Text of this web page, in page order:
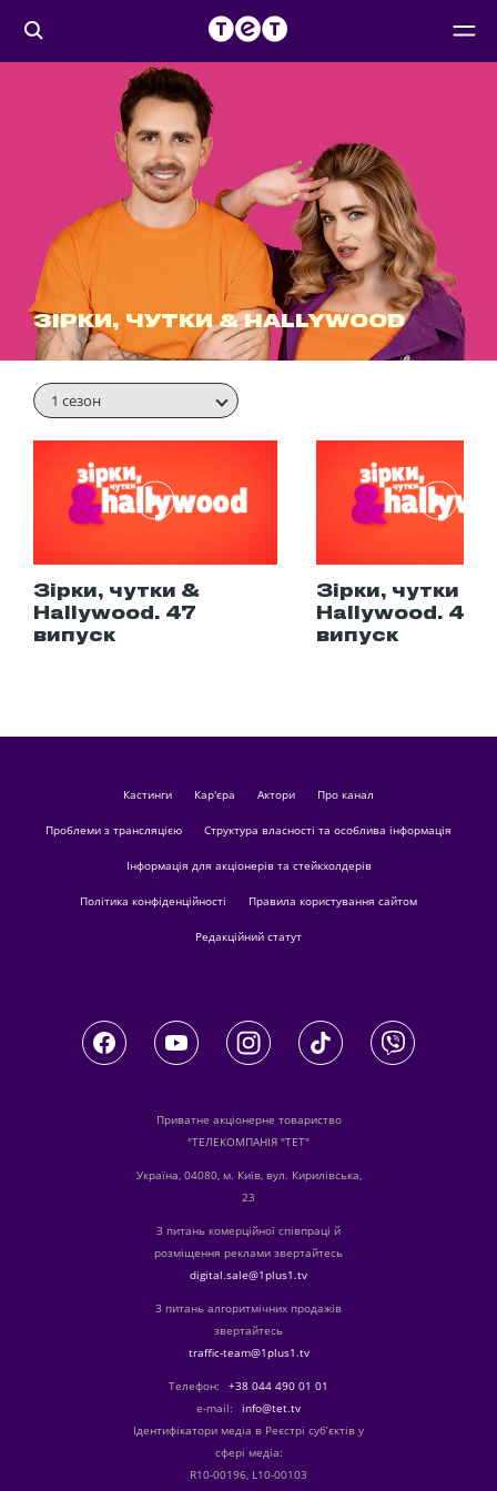
ЗІРКИ, ЧУТКИ & HALLYWOOD
1 сезон
Зірки, чутки &
Hallywood. 47
випуск
Зірки, чутки &
Hallywood. 48
випуск
кастинги Кар'єра актори Про канал
Проблеми з трансляцією Структура власності та особлива інформація
Інформація для акціонерів та стейкхолдерів
Політика конфіденційності Правила користування сайтом
Редакційний статут
Приватне акціонерне товариство
"ТЕЛЕКОМПАНІЯ "ТЕТ"
Україна, 04080, м. Київ, вул. Кирилівська,
23
З питань комерційної співпраці й
розміщення реклами звертайтесь
digital.sale@1plus1.tv
З питань алгоритмічних продажів
звертайтесь
traffic-team@1plus1.tv
Телефон:
+38 044 490 01 01
е-mail:
info@tet.tv
Ідентифікатори медіа в Реєстрі суб’єктів у
сфері медіа:
R10-00196, L10-00103